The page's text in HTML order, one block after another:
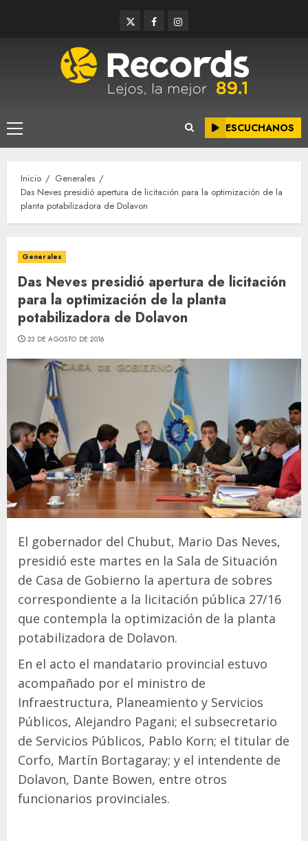
TwitterFacebookInstagram
Menú
principal
ESCUCHANOS
Inicio
Generales
Das Neves presidió apertura de licitación para la optimización de la
planta potabilizadora de Dolavon
Generales
Das Neves presidió apertura de licitación
para la optimización de la planta
potabilizadora de Dolavon
23 DE AGOSTO DE 2016
El gobernador del Chubut, Mario Das Neves,
presidió este martes en la Sala de Situación
de Casa de Gobierno la apertura de sobres
correspondiente a la licitación pública 27/16
que contempla la optimización de la planta
potabilizadora de Dolavon.
En el acto el mandatario provincial estuvo
acompañado por el ministro de
Infraestructura, Planeamiento y Servicios
Públicos, Alejandro Pagani; el subsecretario
de Servicios Públicos, Pablo Korn; el titular de
Corfo, Martín Bortagaray; y el intendente de
Dolavon, Dante Bowen, entre otros
funcionarios provinciales.